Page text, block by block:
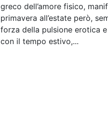
greco dell’amore fisico,
primavera all’estate però,
forza della pulsione erotica
con il tempo estivo,...